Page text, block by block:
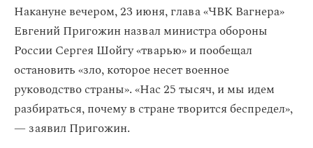
Накануне вечером, 23 июня, глава «ЧВК Вагнера»
Евгений Пригожин назвал министра обороны
России Сергея Шойгу «тварью» и пообещал
остановить «зло, которое несет военное
руководство страны». «Нас 25 тысяч, и мы идем
разбираться, почему в стране творится беспредел»,
— заявил Пригожин.